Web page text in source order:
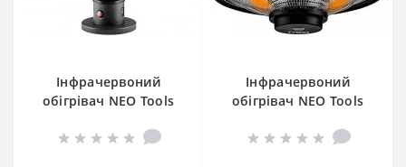
Інфрачервоний
обігрівач NEO Tools
Інфрачервоний
обігрівач NEO Tools